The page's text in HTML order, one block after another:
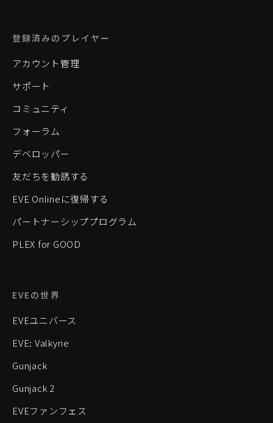
登録済みのプレイヤー
アカウント管理
サポート
コミュニティ
フォーラム
デベロッパー
友だちを勧誘する
EVE Onlineに復帰する
パートナーシッププログラム
PLEX for GOOD
EVEの世界
EVEユニバース
EVE: Valkyrie
Gunjack
Gunjack 2
EVEファンフェス